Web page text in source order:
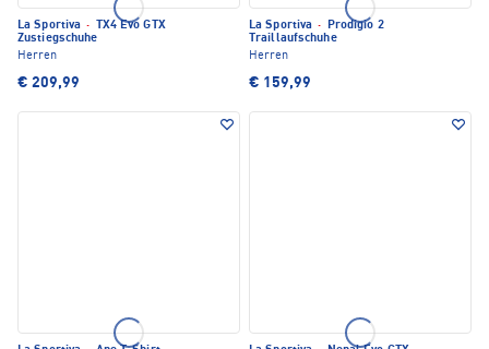
La Sportiva ·
TX4 Evo GTX
Zustiegschuhe
Herren
€ 209,99
La Sportiva ·
Prodigio 2
Traillaufschuhe
Herren
€ 159,99